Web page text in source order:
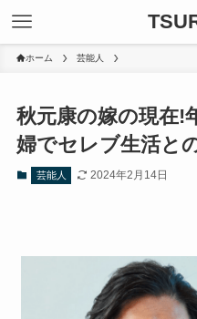
ホーム 芸能人
秋元康の嫁の現在!
婦でセレブ生活と
芸能人 2024年2月14日